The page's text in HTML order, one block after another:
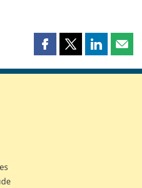
Partager
page
Partager
page
Partager
page page